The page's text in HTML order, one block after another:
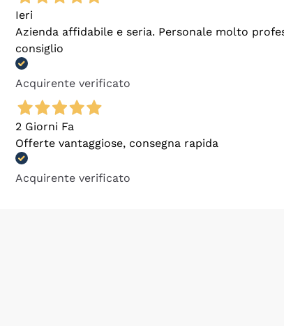
Ieri
Azienda affidabile e seria. Personale molto
consiglio
Acquirente verificato
2 Giorni Fa
Offerte vantaggiose, consegna rapida
Acquirente verificato